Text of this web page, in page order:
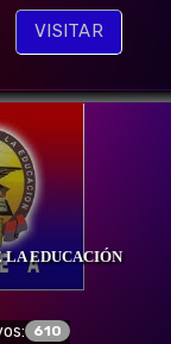
VISITAR
LA EDUCACIÓN
610